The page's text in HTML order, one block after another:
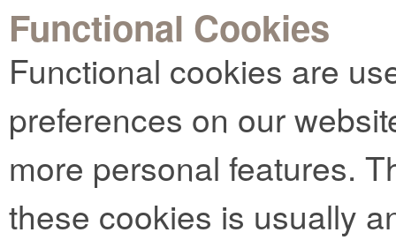
Functional Cookies
Functional cookies are
preferences on our
more personal features.
these cookies is usually